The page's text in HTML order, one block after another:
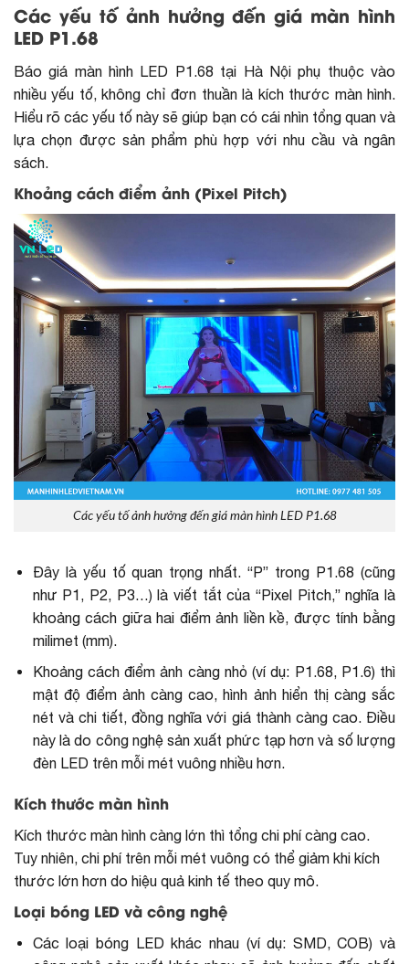
Các yếu tố ảnh hưởng đến giá màn hình
LED P1.68
Báo giá màn hình LED P1.68 tại Hà Nội phụ thuộc vào
nhiều yếu tố, không chỉ đơn thuần là kích thước màn hình.
Hiểu rõ các yếu tố này sẽ giúp bạn có cái nhìn tổng quan và
lựa chọn được sản phẩm phù hợp với nhu cầu và ngân
sách.
Khoảng cách điểm ảnh (Pixel Pitch)
Các yếu tố ảnh hưởng đến giá màn hình LED P1.68
Đây là yếu tố quan trọng nhất. “P” trong P1.68 (cũng
như P1, P2, P3…) là viết tắt của “Pixel Pitch,” nghĩa là
khoảng cách giữa hai điểm ảnh liền kề, được tính bằng
milimet (mm).
Khoảng cách điểm ảnh càng nhỏ (ví dụ: P1.68, P1.6) thì
mật độ điểm ảnh càng cao, hình ảnh hiển thị càng sắc
nét và chi tiết, đồng nghĩa với giá thành càng cao. Điều
này là do công nghệ sản xuất phức tạp hơn và số lượng
đèn LED trên mỗi mét vuông nhiều hơn.
Kích thước màn hình
Kích thước màn hình càng lớn thì tổng chi phí càng cao.
Tuy nhiên, chi phí trên mỗi mét vuông có thể giảm khi kích
thước lớn hơn do hiệu quả kinh tế theo quy mô.
Loại bóng LED và công nghệ
Các loại bóng LED khác nhau (ví dụ: SMD, COB) và